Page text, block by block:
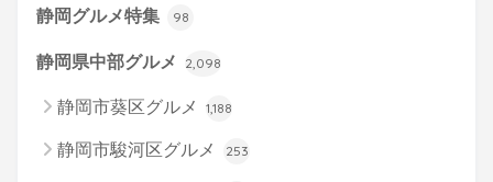
静岡グルメ特集 98
静岡県中部グルメ 2,098
静岡市葵区グルメ 1,188
静岡市駿河区グルメ 253